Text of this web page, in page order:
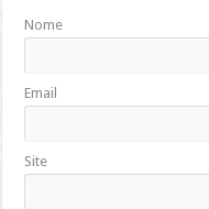
Nome
Email
Site